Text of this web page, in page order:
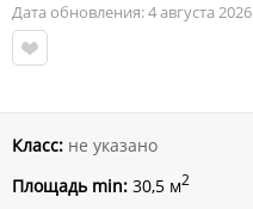
Дата обновления: 4 августа 2026
Класс: не указано
Площадь min: 30,5 м2